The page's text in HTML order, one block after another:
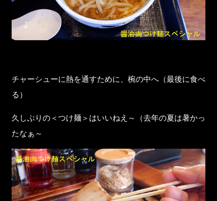
チャーシューに熱を通すために、椀の中へ（最後に食べ
る）
久しぶりの＜つけ麺＞はいいねえ～（去年の夏は暑かっ
たなぁ～